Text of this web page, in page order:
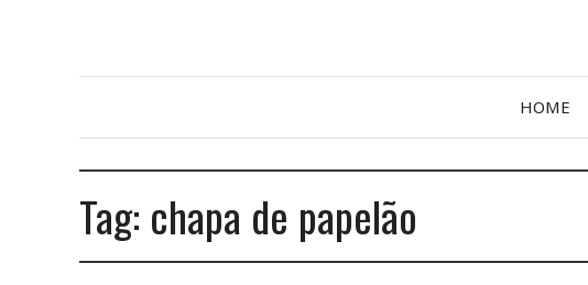
HOME
Tag: chapa de papelão